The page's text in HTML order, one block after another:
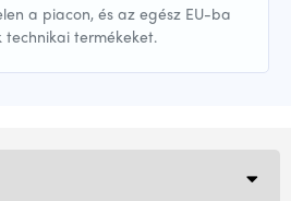
a piacon, és az egész EU-ba
technikai termékeket.